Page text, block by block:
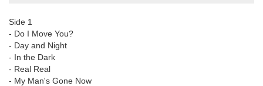
Side 1
- Do I Move You?
- Day and Night
- In the Dark
- Real Real
- My Man's Gone Now